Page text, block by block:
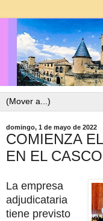
domingo, 1 de mayo de 2022
COMIENZA
EN EL
La empresa
adjudicataria
tiene previsto